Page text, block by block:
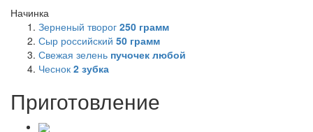
Начинка
Зерненый творог 250 грамм
Сыр российский 50 грамм
Свежая зелень пучочек любой
Чеснок 2 зубка
Приготовление